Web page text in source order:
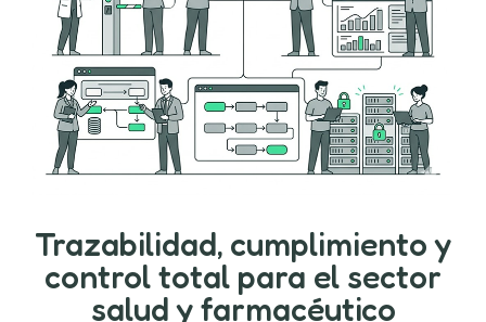
Trazabilidad, cumplimiento y
control total para el sector
salud y farmacéutico